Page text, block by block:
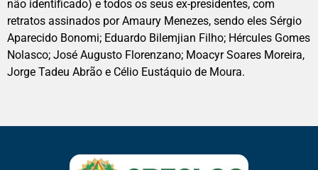
não identificado) e todos os seus ex-presidentes, com
retratos assinados por Amaury Menezes, sendo eles Sérgio
Aparecido Bonomi; Eduardo Bilemjian Filho; Hércules Gomes
Nolasco; José Augusto Florenzano; Moacyr Soares Moreira,
Jorge Tadeu Abrão e Célio Eustáquio de Moura.